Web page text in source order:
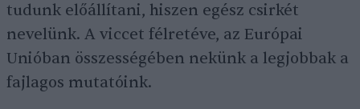
tudunk előállítani, hiszen egész csirkét
nevelünk. A viccet félretéve, az Európai
Unióban összességében nekünk a legjobbak a
fajlagos mutatóink.